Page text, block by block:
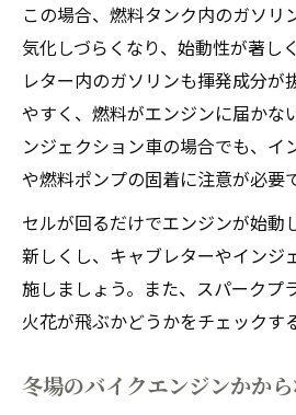
この場合、燃料タンク内のガソリ
気化しづらくなり、始動性が著し
レター内のガソリンも揮発成分が
やすく、燃料がエンジンに届かな
ンジェクション車の場合でも、イ
や燃料ポンプの固着に注意が必要で
セルが回るだけでエンジンが始動
新しくし、キャブレターやインジ
施しましょう。また、スパークプ
火花が飛ぶかどうかをチェックす
冬場のバイクエンジンかか